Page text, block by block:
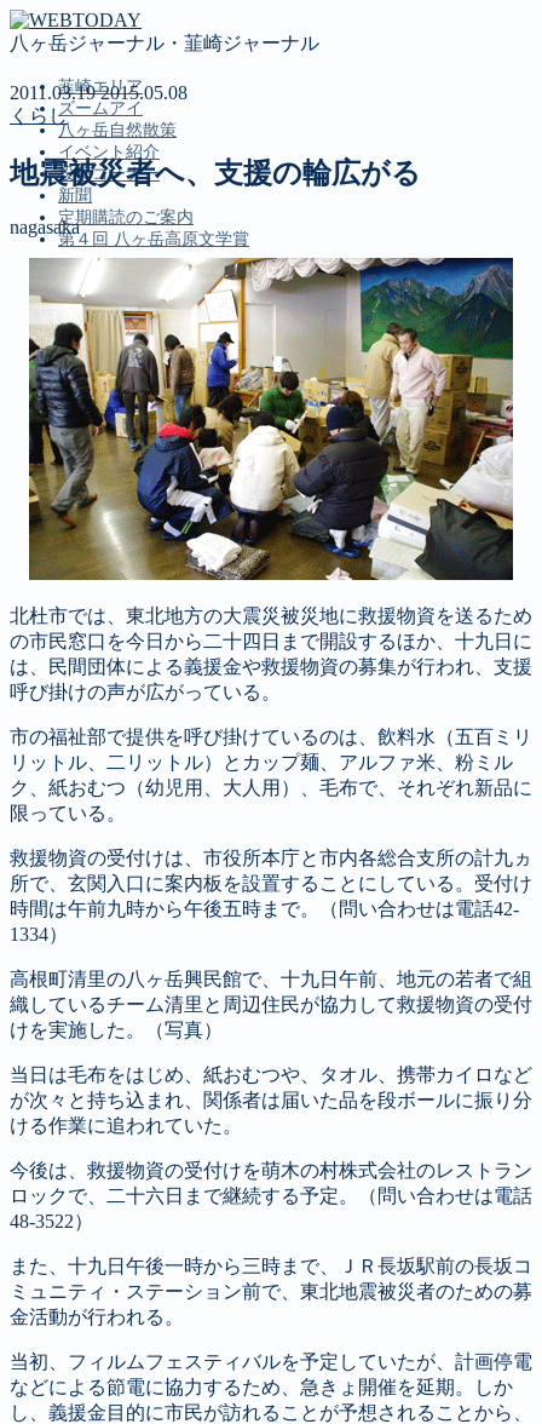
八ヶ岳ジャーナル・韮崎ジャーナル
韮崎エリア
ズームアイ
八ヶ岳自然散策
イベント紹介
投稿コーナー
新聞
定期購読のご案内
第４回 八ヶ岳高原文学賞
韮崎エリア
ズームアイ
八ヶ岳自然散策
イベント紹介
投稿コーナー
新聞
定期購読のご案内
第４回 八ヶ岳高原文学賞
2011.03.192015.05.08
くらし
地震被災者へ、支援の輪広がる
nagasaka
北杜市では、東北地方の大震災被災地に救援物資を送るため
の市民窓口を今日から二十四日まで開設するほか、十九日に
は、民間団体による義援金や救援物資の募集が行われ、支援
呼び掛けの声が広がっている。
市の福祉部で提供を呼び掛けているのは、飲料水（五百ミリ
リットル、二リットル）とカップ麺、アルファ米、粉ミル
ク、紙おむつ（幼児用、大人用）、毛布で、それぞれ新品に
限っている。
救援物資の受付けは、市役所本庁と市内各総合支所の計九ヵ
所で、玄関入口に案内板を設置することにしている。受付け
時間は午前九時から午後五時まで。（問い合わせは電話42-
1334）
高根町清里の八ヶ岳興民館で、十九日午前、地元の若者で組
織しているチーム清里と周辺住民が協力して救援物資の受付
けを実施した。（写真）
当日は毛布をはじめ、紙おむつや、タオル、携帯カイロなど
が次々と持ち込まれ、関係者は届いた品を段ボールに振り分
ける作業に追われていた。
今後は、救援物資の受付けを萌木の村株式会社のレストラン
ロックで、二十六日まで継続する予定。（問い合わせは電話
48-3522）
また、十九日午後一時から三時まで、ＪＲ長坂駅前の長坂コ
ミュニティ・ステーション前で、東北地震被災者のための募
金活動が行われる。
当初、フィルムフェスティバルを予定していたが、計画停電
などによる節電に協力するため、急きょ開催を延期。しか
し、義援金目的に市民が訪れることが予想されることから、